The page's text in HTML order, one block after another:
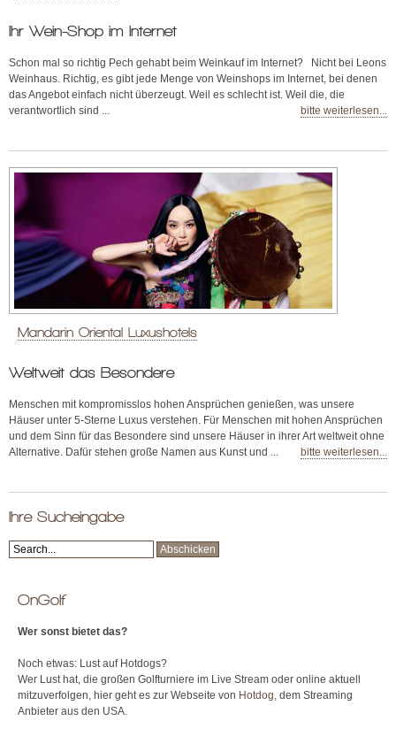
Ihr Wein-Shop im Internet
Schon mal so richtig Pech gehabt beim Weinkauf im Internet? Nicht bei Leons
Weinhaus. Richtig, es gibt jede Menge von Weinshops im Internet, bei denen
das Angebot einfach nicht überzeugt. Weil es schlecht ist. Weil die, die
verantwortlich sind ...
bitte weiterlesen...
Mandarin Oriental Luxushotels
Weltweit das Besondere
Menschen mit kompromisslos hohen Ansprüchen genießen, was unsere
Häuser unter 5-Sterne Luxus verstehen. Für Menschen mit hohen Ansprüchen
und dem Sinn für das Besondere sind unsere Häuser in ihrer Art weltweit ohne
Alternative. Dafür stehen große Namen aus Kunst und ...
bitte weiterlesen...
Ihre Sucheingabe
OnGolf
Wer sonst bietet das?
Noch etwas: Lust auf Hotdogs?
Wer Lust hat, die großen Golfturniere im Live Stream oder online aktuell
mitzuverfolgen, hier geht es zur Webseite von Hotdog , dem Streaming
Anbieter aus den USA.